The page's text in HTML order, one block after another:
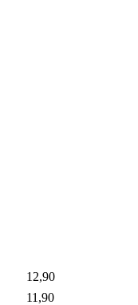
12,90
11,90